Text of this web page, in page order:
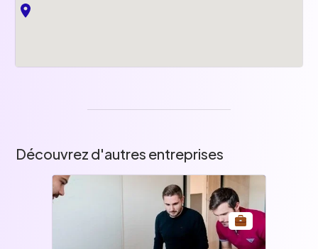
Découvrez d'autres entreprises